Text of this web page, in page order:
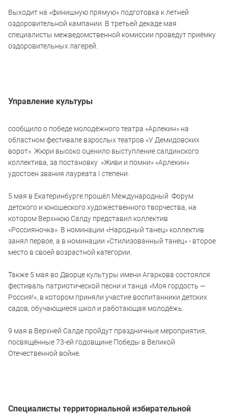
Выходит на «финишную прямую» подготовка к летней
оздоровительной кампании. В третьей декаде мая
специалисты межведомственной комиссии проведут приёмку
оздоровительных лагерей.
Управление культуры
сообщило о победе молодёжного театра «Арлекин» на
областном фестивале взрослых театров «У Демидовских
ворот». Жюри высоко оценило выступление салдинского
коллектива, за постановку «Живи и помни» «Арлекин»
удостоен звания лауреата I степени.
5 мая в Екатеринбурге прошёл Международный Форум
детского и юношеского художественного творчества, на
котором Верхнюю Салду представил коллектив
«Россияночка». В номинации «Народный танец» коллектив
занял первое, а в номинации «Стилизованный танец» - второе
место в своей возрастной категории.
Также 5 мая во Дворце культуры имени Агаркова состоялся
фестиваль патриотической песни и танца «Моя гордость —
Россия!», в котором приняли участие воспитанники детских
садов, обучающиеся школ и работающая молодёжь.
9 мая в Верхней Салде пройдут праздничные мероприятия,
посвящённые 73-ей годовщине Победы в Великой
Отечественной войне.
Специалисты территориальной избирательной